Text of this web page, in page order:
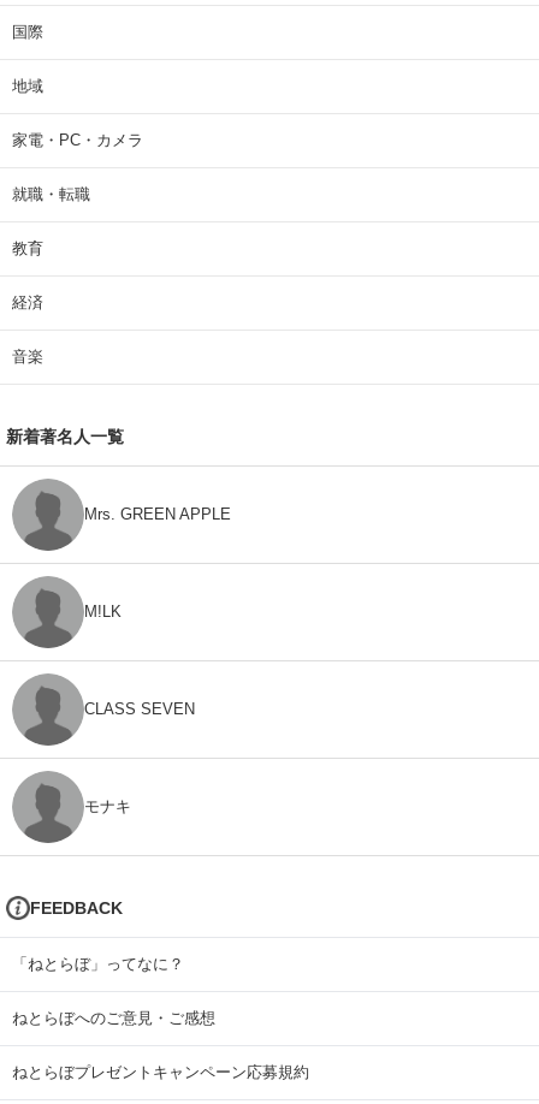
国際
地域
家電・PC・カメラ
就職・転職
教育
経済
音楽
新着著名人一覧
Mrs. GREEN APPLE
M!LK
CLASS SEVEN
モナキ
FEEDBACK
「ねとらぼ」ってなに？
ねとらぼへのご意見・ご感想
ねとらぼプレゼントキャンペーン応募規約